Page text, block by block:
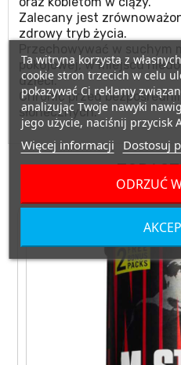
Zalecany jest
zdrowy tryb życia.
pokojowej, w miejscu
dzieci.
Chronić przed
słonecznych.
Ta witryna korzysta z
cookie stron trzecich w celu
pokazywać Ci reklamy
analizując Twoje nawyki
jego użycie, naciśnij przycisk
Więcej informacji Dostosuj
ODRZUĆ